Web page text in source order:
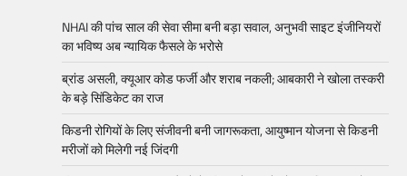
NHAI की पांच साल की सेवा सीमा बनी बड़ा सवाल, अनुभवी साइट इंजीनियरों
का भविष्य अब न्यायिक फैसले के भरोसे
ब्रांड असली, क्यूआर कोड फर्जी और शराब नकली; आबकारी ने खोला तस्करी
के बड़े सिंडिकेट का राज
किडनी रोगियों के लिए संजीवनी बनी जागरूकता, आयुष्मान योजना से किडनी
मरीजों को मिलेगी नई जिंदगी